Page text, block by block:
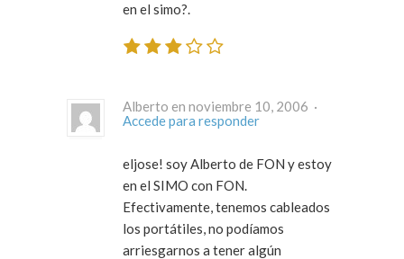
en el simo?.
Alberto en noviembre 10, 2006 ·
Accede para responder
eljose! soy Alberto de FON y estoy
en el SIMO con FON.
Efectivamente, tenemos cableados
los portátiles, no podíamos
arriesgarnos a tener algún